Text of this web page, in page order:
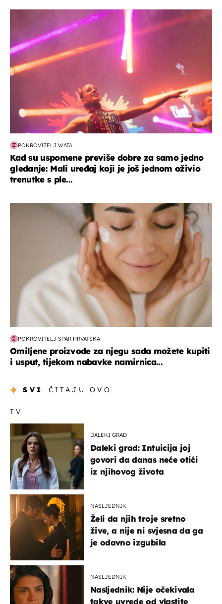
POKROVITELJ WATA
Kad su uspomene previše dobre za samo jedno
gledanje: Mali uređaj koji je još jednom oživio
trenutke s ple...
moda & ljepota
POKROVITELJ SPAR HRVATSKA
Omiljene proizvode za njegu sada možete kupiti
i usput, tijekom nabavke namirnica...
SVI ČITAJU OVO
TV
DALEKI GRAD
Daleki grad: Intuicija joj
govori da danas neće otići
iz njihovog života
NASLJEDNIK
Želi da njih troje sretno
žive, a nije ni svjesna da ga
je odavno izgubila
NASLJEDNIK
Nasljednik: Nije očekivala
takve uvrede od vlastite